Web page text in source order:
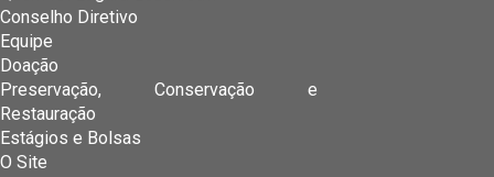
Conselho Diretivo
Equipe
Doação
Preservação, Conservação e
Restauração
Estágios e Bolsas
O Site